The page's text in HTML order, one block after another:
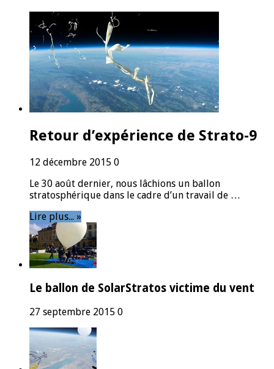
Retour d’expérience de Strato-9
12 décembre 2015 0
Le 30 août dernier, nous lâchions un ballon
stratosphérique dans le cadre d’un travail de …
Lire plus... »
Le ballon de SolarStratos victime du vent
27 septembre 2015 0